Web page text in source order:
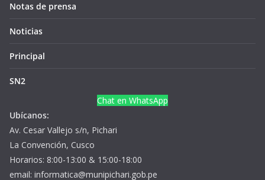
Notas de prensa
Noticias
Principal
SN2
Chat en WhatsApp
Ubícanos:
Av. Cesar Vallejo s/n, Pichari
La Convención, Cusco
Horarios: 8:00-13:00 & 15:00-18:00
email: informatica@munipichari.gob.pe